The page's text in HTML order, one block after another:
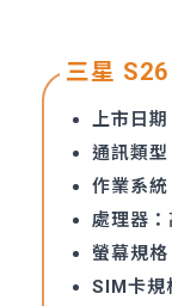
三星
上市日
通訊類型
作業系
處理器
螢幕規
SIM卡